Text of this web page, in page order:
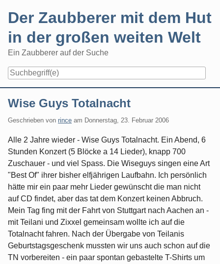
Der Zaubberer mit dem Hut
in der großen weiten Welt
Ein Zaubberer auf der Suche
Wise Guys Totalnacht
Geschrieben von rince am Donnerstag, 23. Februar 2006
Alle 2 Jahre wieder - Wise Guys Totalnacht. Ein Abend, 6
Stunden Konzert (5 Blöcke a 14 Lieder), knapp 700
Zuschauer - und viel Spass. Die Wiseguys singen eine Art
"Best Of" ihrer bisher elfjährigen Laufbahn. Ich persönlich
hätte mir ein paar mehr Lieder gewünscht die man nicht
auf CD findet, aber das tat dem Konzert keinen Abbruch.
Mein Tag fing mit der Fahrt von Stuttgart nach Aachen an -
mit Teilani und Zixxel gemeinsam wollte ich auf die
Totalnacht fahren. Nach der Übergabe von Teilanis
Geburtstagsgeschenk mussten wir uns auch schon auf die
TN vorbereiten - ein paar spontan gebastelte T-Shirts um